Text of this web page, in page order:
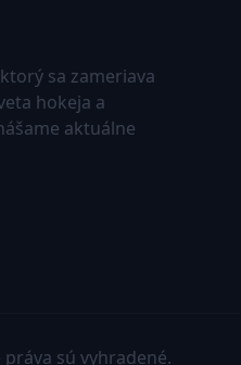
sa zameriava
hokeja a
aktuálne
sú vyhradené.